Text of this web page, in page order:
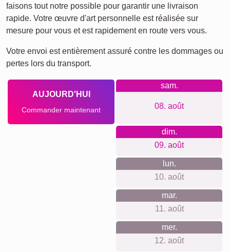
faisons tout notre possible pour garantir une livraison
rapide. Votre œuvre d'art personnelle est réalisée sur
mesure pour vous et est rapidement en route vers vous.
Votre envoi est entièrement assuré contre les dommages ou
pertes lors du transport.
AUJOURD'HUI
Commander maintenant
sam.
08. août
dim.
09. août
lun.
10. août
mar.
11. août
mer.
12. août